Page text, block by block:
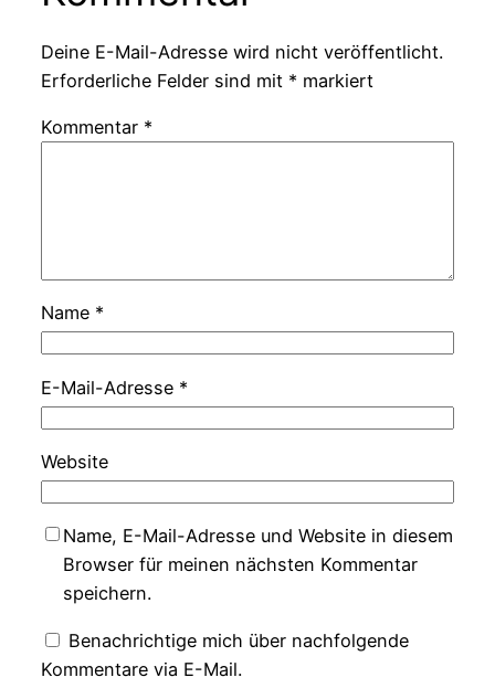
Deine E-Mail-Adresse wird nicht veröffentlicht.
Erforderliche Felder sind mit * markiert
Kommentar *
Name *
E-Mail-Adresse *
Website
Name, E-Mail-Adresse und Website in diesem
Browser für meinen nächsten Kommentar
speichern.
Benachrichtige mich über nachfolgende
Kommentare via E-Mail.